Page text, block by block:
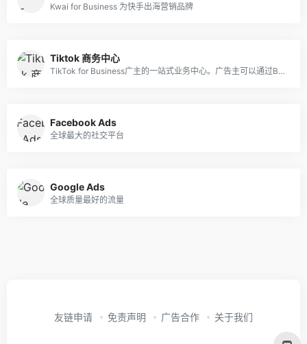
Kwai for Business 为快手出海营销品牌
Tiktok 商务中心
TikTok for Business广主的一站式业务中心。广告主可以通过BC在TikTok上合作开展营销活动，让宣传内容覆盖目标受众。
Facebook Ads
全球最大的社交平台
Google Ads
全球质量最好的流量
友链申请 免责声明 广告合作 关于我们